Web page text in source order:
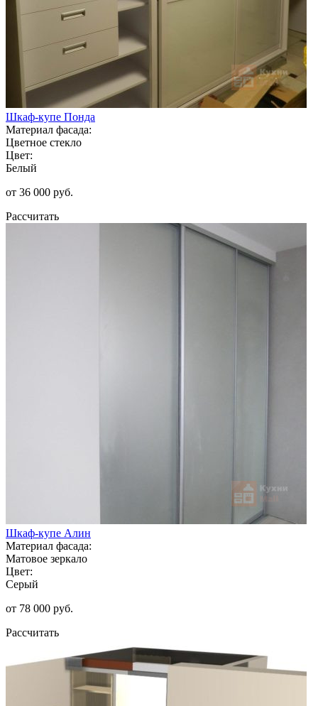
Шкаф-купе Понда
Материал фасада:
Цветное стекло
Цвет:
Белый
от 36 000 руб.
Рассчитать
Шкаф-купе Алин
Материал фасада:
Матовое зеркало
Цвет:
Серый
от 78 000 руб.
Рассчитать